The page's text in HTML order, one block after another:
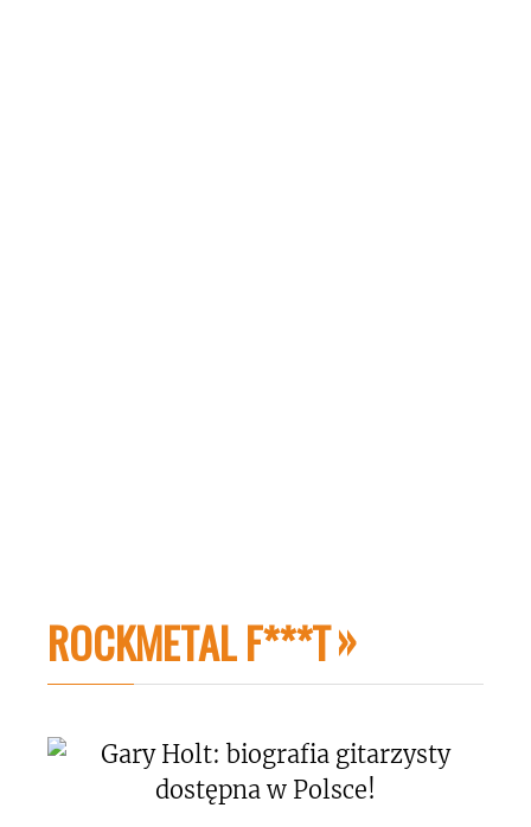
ROCKMETAL F***T